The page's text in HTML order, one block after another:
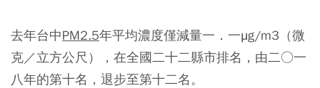
去年台中PM2.5年平均濃度僅減量一．一μg/m3（微
克／立方公尺），在全國二十二縣市排名，由二○一
八年的第十名，退步至第十二名。